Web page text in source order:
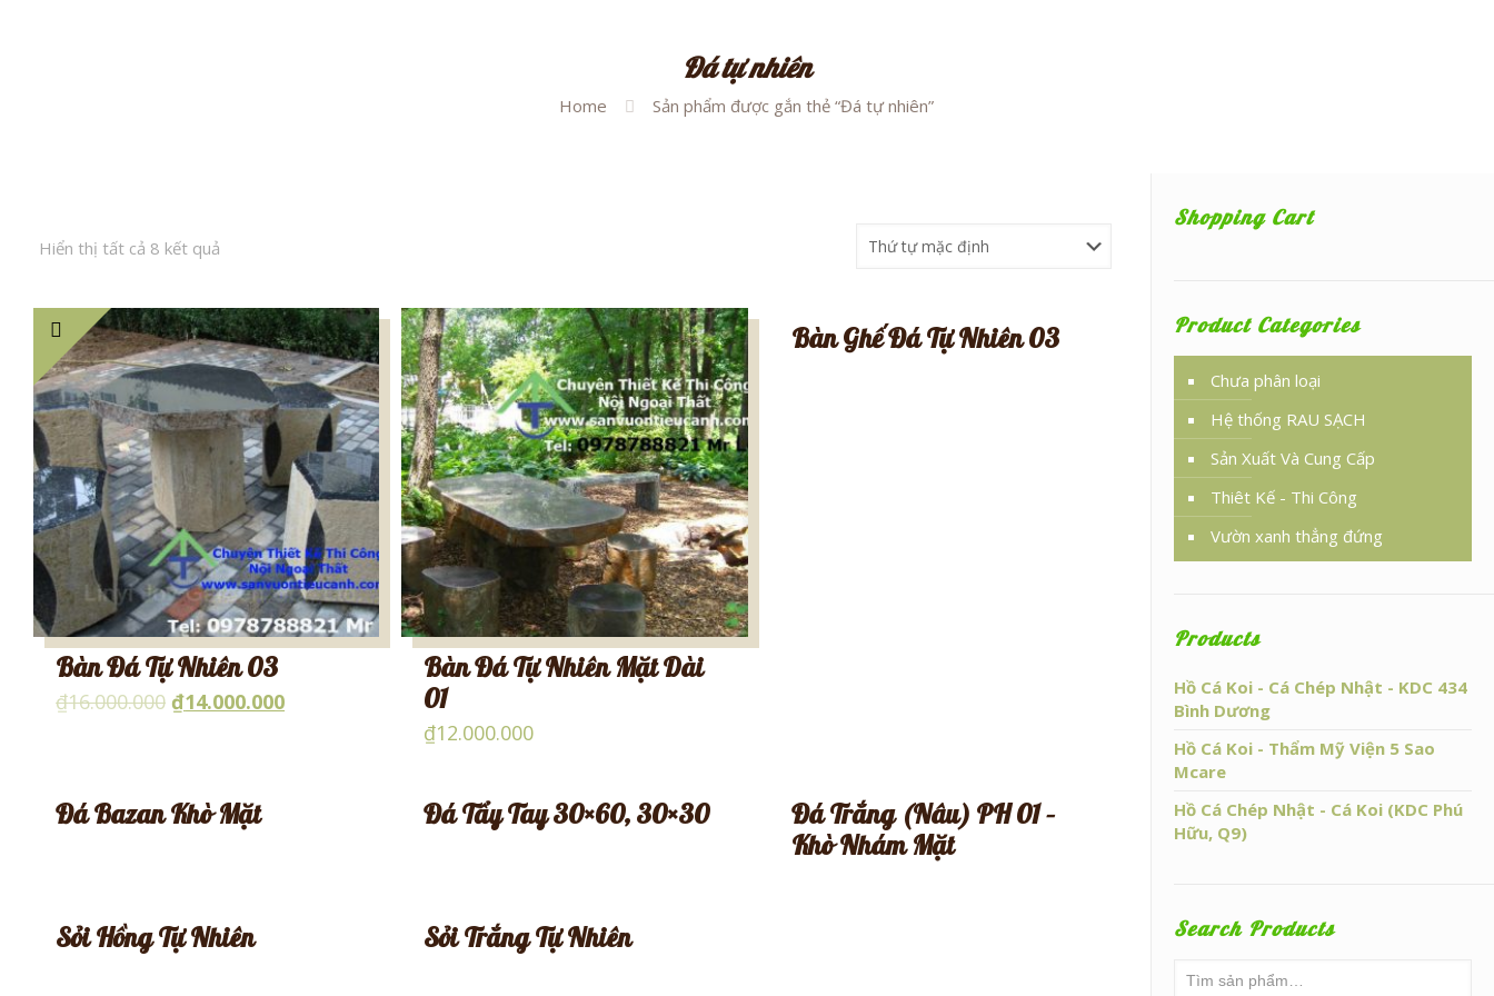
Đá tự nhiên
Home Sản phẩm được gắn thẻ “Đá tự nhiên”
Hiển thị tất cả 8 kết quả
Bàn Đá Tự Nhiên 03
₫16.000.000 ₫14.000.000
Bàn Đá Tự Nhiên Mặt Dài
01
₫12.000.000
Bàn Ghế Đá Tự Nhiên 03
Đá Bazan Khò Mặt Đá Tẩy Tay 30×60, 30×30
Đá Trắng (Nâu) PH 01 –
Khò Nhám Mặt
Sỏi Hồng Tự Nhiên Sỏi Trắng Tự Nhiên
Shopping Cart
Product Categories
Chưa phân loại
Hệ thống RAU SẠCH
Sản Xuất Và Cung Cấp
Thiêt Kế - Thi Công
Vườn xanh thẳng đứng
Products
Hồ Cá Koi - Cá Chép Nhật - KDC 434
Bình Dương
Hồ Cá Koi - Thẩm Mỹ Viện 5 Sao
Mcare
Hồ Cá Chép Nhật - Cá Koi (KDC Phú
Hữu, Q9)
Search Products